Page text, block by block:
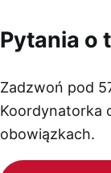
Pytania o
Zadzwoń pod
Koordynatorka
obowiązkach.